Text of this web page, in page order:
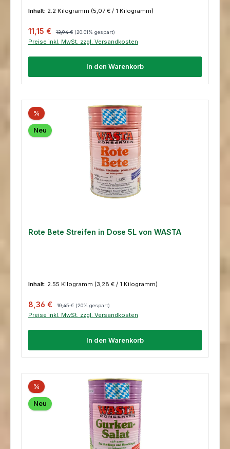
Inhalt: 2.2 Kilogramm (5,07 € / 1 Kilogramm)
Verkaufspreis:
11,15 € 13,94 € (20.01% gespart)
Preise inkl. MwSt. zzgl. Versandkosten
In den Warenkorb
%
Neu
Rote Bete Streifen in Dose 5L von WASTA
Inhalt: 2.55 Kilogramm (3,28 € / 1 Kilogramm)
Verkaufspreis:
8,36 € 10,45 € (20% gespart)
Preise inkl. MwSt. zzgl. Versandkosten
In den Warenkorb
%
Neu